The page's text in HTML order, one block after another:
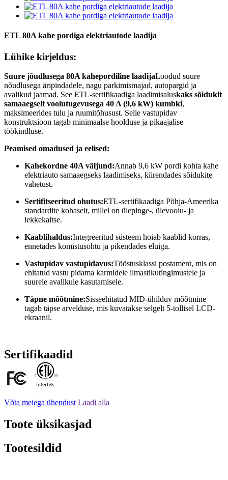
ETL 80A kahe pordiga elektriautode laadija
Lühike kirjeldus:
Suure jõudlusega 80A kahepordiline laadijaLoodud suure
nõudlusega äripindadele, nagu parkimismajad, autopargid ja
avalikud jaamad. See ETL-sertifikaadiga laadimisaluskaks sõidukit
samaaegselt voolutugevusega 40 A (9,6 kW) kumbki,
maksimeerides tulu ja ruumitõhusust. Selle vastupidav
konstruktsioon tagab minimaalse hoolduse ja pikaajalise
töökindluse.
Peamised omadused ja eelised:
Kahekordne 40A väljund:Annab 9,6 kW pordi kohta kahe
elektriauto samaaegseks laadimiseks, kiirendades sõidukite
vahetust.
Sertifitseeritud ohutus:ETL-sertifikaadiga Põhja-Ameerika
standardite kohaselt, millel on ülepinge-, ülevoolu- ja
lekkekaitse.
Kaablihaldus:Integreeritud süsteem hoiab kaablid korras,
ennetades komistusohtu ja pikendades eluiga.
Vastupidav vastupidavus:Tööstusklassi postament, mis on
ehitatud vastu pidama karmidele ilmastikutingimustele ja
suurele avalikule kasutamisele.
Täpne mõõtmine:Sisseehitatud MID-ühilduv mõõtmine
tagab täpse arvelduse, mis kuvatakse selgelt 5-tollisel LCD-
ekraanil.
Sertifikaadid
Võta meiega ühendust Laadi alla
Toote üksikasjad
Tootesildid